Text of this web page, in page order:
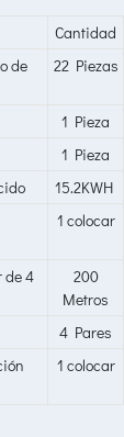
Cantidad
de
22 Piezas
1 Pieza
1 Pieza
15.2KWH
1 colocar
de 4
200
Metros
4 Pares
1 colocar